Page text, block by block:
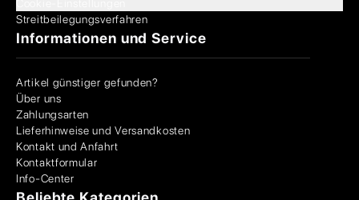
Streitbeilegungsverfahren
Informationen und Service
Artikel günstiger gefunden?
Über uns
Zahlungsarten
Lieferhinweise und Versandkosten
Kontakt und Anfahrt
Kontaktformular
Info-Center